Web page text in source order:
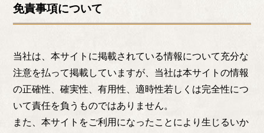
免責事項について
当社は、本サイトに掲載されている情報について充分な
注意を払って掲載していますが、当社は本サイトの情報
の正確性、確実性、有用性、適時性若しくは完全性につ
いて責任を負うものではありません。
また、本サイトをご利用になったことにより生じるいか